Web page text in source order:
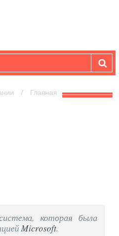
/ Главная
которая была
Microsoft.